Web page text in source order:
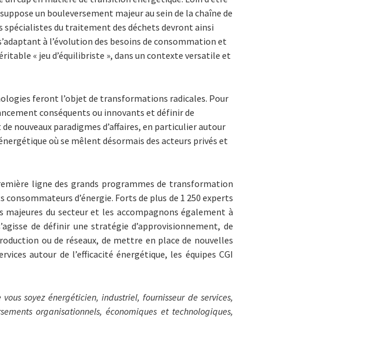
un bouleversement majeur au sein de la chaîne de
du traitement des déchets devront ainsi
à l’évolution des besoins de consommation et
« jeu d’équilibriste », dans un contexte versatile et
feront l’objet de transformations radicales. Pour
conséquents ou innovants et définir de
nouveaux paradigmes d’affaires, en particulier autour
où se mêlent désormais des acteurs privés et
ligne des grands programmes de transformation
d’énergie. Forts de plus de 1 250 experts
du secteur et les accompagnons également à
de définir une stratégie d’approvisionnement, de
ou de réseaux, de mettre en place de nouvelles
autour de l’efficacité énergétique, les équipes CGI
soyez énergéticien, industriel, fournisseur de services,
organisationnels, économiques et technologiques,